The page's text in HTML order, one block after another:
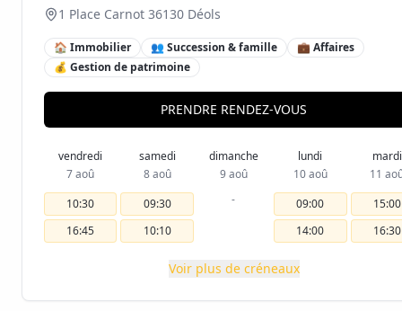
1 Place Carnot 36130 Déols
🏠 Immobilier 👥 Succession & famille
💼 Affaires
💰 Gestion de patrimoine
PRENDRE RENDEZ-VOUS
vendredi
7 aoû
10:30
16:45
samedi
8 aoû
09:30
10:10
dimanche
9 aoû
-
lundi
10 aoû
09:00
14:00
mardi
11
15:00
16:30
Voir plus de créneaux